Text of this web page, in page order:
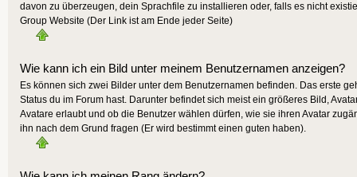
davon zu überzeugen, dein Sprachfile zu installieren oder, falls es nicht
Group Website (Der Link ist am Ende jeder Seite)
Wie kann ich ein Bild unter meinem Benutzernamen anzeigen?
Es können sich zwei Bilder unter dem Benutzernamen befinden. Das erste
Status du im Forum hast. Darunter befindet sich meist ein größeres Bild,
Avatare erlaubt und ob die Benutzer wählen dürfen, wie sie ihren Avatar
ihn nach dem Grund fragen (Er wird bestimmt einen guten haben).